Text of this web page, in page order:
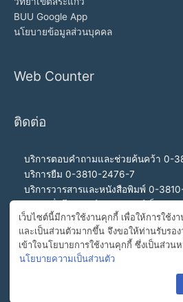
BUU Google App
นโยบายข้อมูลส่วนบุคคล
Web Counter
ติดต่อ
บริการตอบคำถามและช่วยค้นคว้า 0-
บริการยืม 0-3810-2476-7
บริการวารสารและหนังสือพิมพ์ 0-
สำนักงานผู้อำนวยการ 0-3810-2460,
สายด่วนผู้อำนวยการ 092-989-2993
อีเมล buulibrary@buu.ac.th
เว็บไซต์นี้มีการใช้งานคุกกี้ เพื่อให้การใช้ง
และเป็นส่วนตัวมากขึ้น จึงขอให้ท่านรับรอ
เข้าใจนโยบายการใช้งานคุกกี้ ซึ่งเป็นส่วน
นโยบายความเป็นส่วนตัว